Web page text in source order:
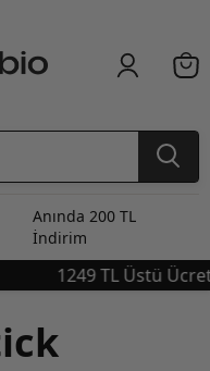
Anında 200 TL
İndirim
1249 TL Üstü